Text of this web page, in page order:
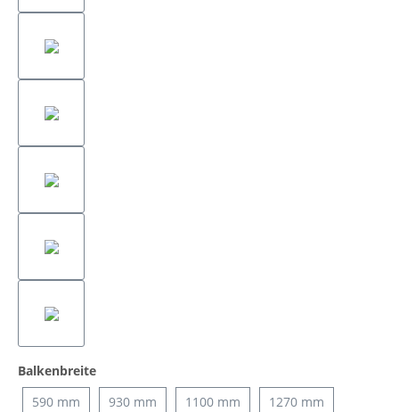
Balkenbreiteauswählen
590 mm
930 mm 1100 mm 1270 mm